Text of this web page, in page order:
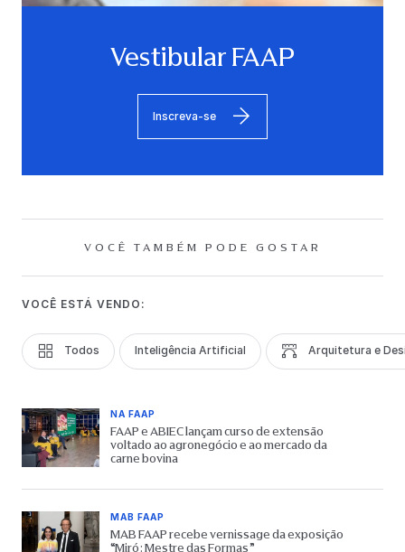
Vestibular FAAP
Inscreva-se
VOCÊ TAMBÉM PODE GOSTAR
VOCÊ ESTÁ VENDO:
Todos Inteligência Artificial Arquitetura e
NA FAAP
FAAP e ABIEC lançam curso de extensão
voltado ao agronegócio e ao mercado da
carne bovina
MAB FAAP
MAB FAAP recebe vernissage da exposição
“Miró: Mestre das Formas”